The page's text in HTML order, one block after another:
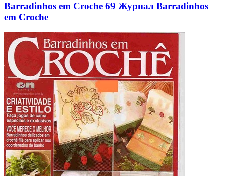
Barradinhos em Croche 69 Журнал Barradinhos
em Croche